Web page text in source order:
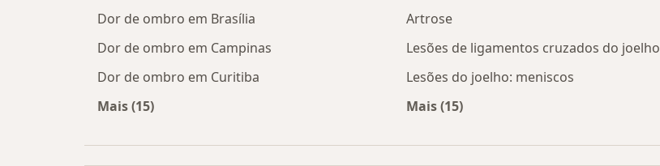
Dor de ombro em Brasília
Dor de ombro em Campinas
Dor de ombro em Curitiba
Mais (15)
Artrose
Lesões de ligamentos cruzados do joelho
Lesões do joelho: meniscos
Mais (15)